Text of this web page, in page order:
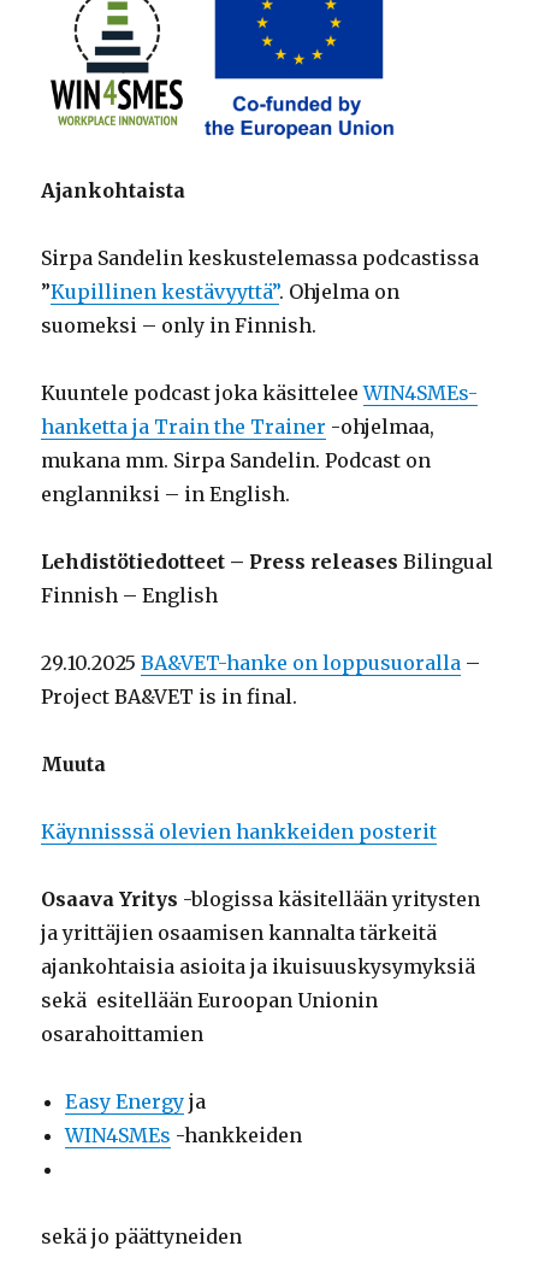
Ajankohtaista
Sirpa Sandelin keskustelemassa podcastissa
”Kupillinen kestävyyttä”. Ohjelma on
suomeksi – only in Finnish.
Kuuntele podcast joka käsitteleeWIN4SMEs-
hanketta ja Train the Trainer -ohjelmaa,
mukana mm. Sirpa Sandelin. Podcast on
englanniksi – in English.
Lehdistötiedotteet – Press releasesBilingual
Finnish – English
29.10.2025BA&VET-hanke on loppusuoralla –
Project BA&VET is in final.
Muuta
Käynnisssä olevien hankkeiden posterit
Osaava Yritys -blogissa käsitellään yritysten
ja yrittäjien osaamisen kannalta tärkeitä
ajankohtaisia asioita ja ikuisuuskysymyksiä
sekä esitellään Euroopan Unionin
osarahoittamien
Easy Energy ja
WIN4SMEs -hankkeiden
sekä jo päättyneiden